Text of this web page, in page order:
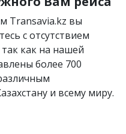
Transavia.kz вы
с отсутствием
как на нашей
более 700
и всему миру.